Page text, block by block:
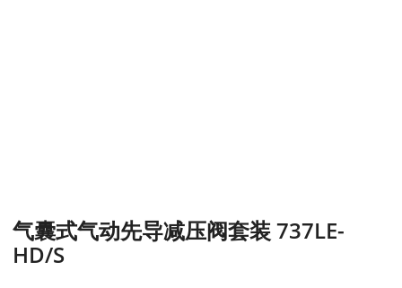
气囊式气动先导减压阀套装 737LE-
HD/S